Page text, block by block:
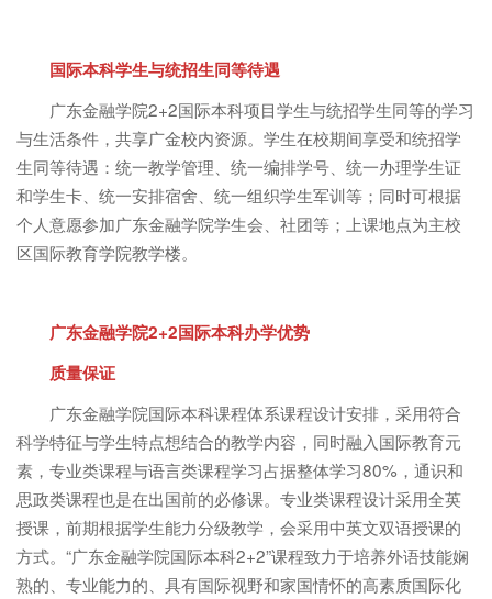
国际本科学生与统招生同等待遇
广东金融学院2+2国际本科项目学生与统招学生同等的学习
与生活条件，共享广金校内资源。学生在校期间享受和统招学
生同等待遇：统一教学管理、统一编排学号、统一办理学生证
和学生卡、统一安排宿舍、统一组织学生军训等；同时可根据
个人意愿参加广东金融学院学生会、社团等；上课地点为主校
区国际教育学院教学楼。
广东金融学院2+2国际本科办学优势
质量保证
广东金融学院国际本科课程体系课程设计安排，采用符合
科学特征与学生特点想结合的教学内容，同时融入国际教育元
素，专业类课程与语言类课程学习占据整体学习80%，通识和
思政类课程也是在出国前的必修课。专业类课程设计采用全英
授课，前期根据学生能力分级教学，会采用中英文双语授课的
方式。“广东金融学院国际本科2+2”课程致力于培养外语技能娴
熟的、专业能力的、具有国际视野和家国情怀的高素质国际化